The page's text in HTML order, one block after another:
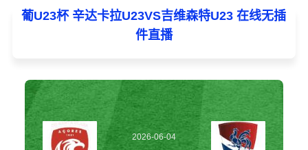
葡U23杯 辛达卡拉U23VS吉维森特U23 在线无插
件直播
2026-06-04